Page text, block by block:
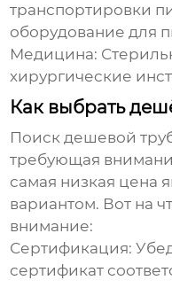
транспортировки
оборудование для
Медицина:
хирургические
Как выбрать
Поискдешевой
требующая
самая низкая цена
вариантом. Вот на
внимание:
Сертификация:
сертификат